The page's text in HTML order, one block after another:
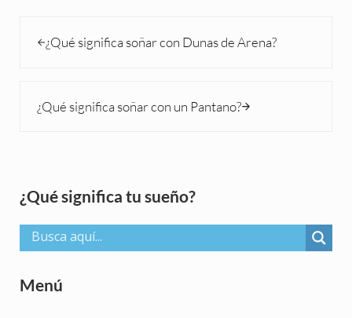
¿Qué significa soñar con Dunas de Arena?
¿Qué significa soñar con un Pantano?
Sidebar
¿Qué significa tu sueño?
Menú